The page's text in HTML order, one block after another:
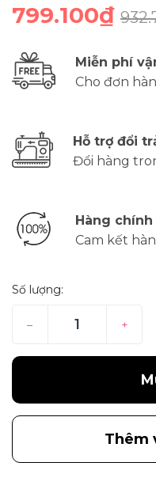
799.100₫
Miễn phí
Cho đơn
Hỗ trợ đổi
Đổi hàng
Hàng
Cam kết
Số lượng:
– +
Thêm